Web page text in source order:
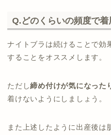
Q.どのくらいの頻度で
ナイトブラは続けることで効
することをオススメします。
ただし締め付けが気になった
着けないようにしましょう。
また上述したように出産後は